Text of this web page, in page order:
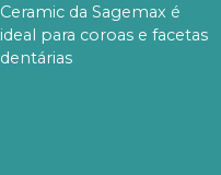
Ceramic da Sagemax é
ideal para coroas e facetas
dentárias